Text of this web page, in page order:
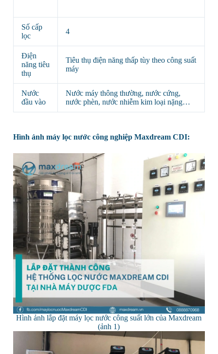
Số cấp
lọc
4
Điện
năng tiêu
thụ
Tiêu thụ điện năng thấp tùy theo công suất
máy
Nước
đầu vào
Nước máy thông thường, nước cứng,
nước phèn, nước nhiễm kim loại nặng…
Hình ảnh máy lọc nước công nghiệp Maxdream CDI:
Hình ảnh lắp đặt máy lọc nước công suất lớn của Maxdream
(ảnh 1)